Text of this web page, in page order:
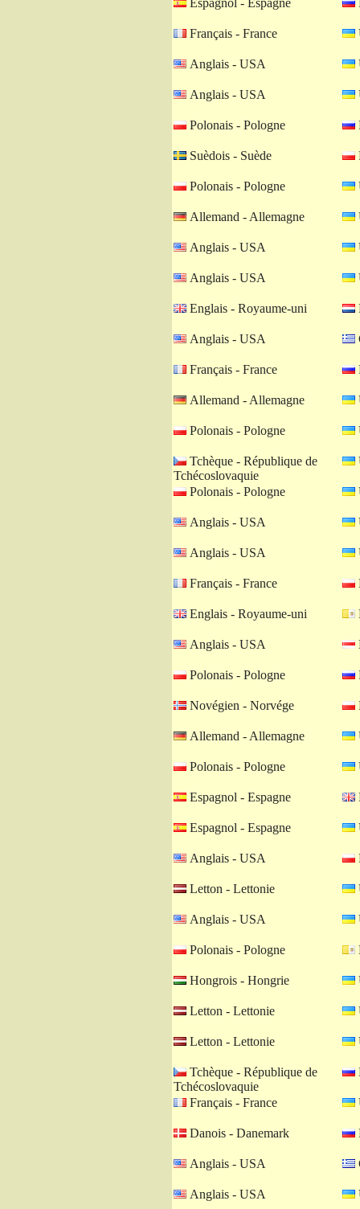
Espagnol - Espagne
Français - France
Anglais - USA
Anglais - USA
Polonais - Pologne
Suèdois - Suède
Polonais - Pologne
Allemand - Allemagne
Anglais - USA
Anglais - USA
Englais - Royaume-uni
Anglais - USA
Français - France
Allemand - Allemagne
Polonais - Pologne
Tchèque - République de
Tchécoslovaquie
Polonais - Pologne
Anglais - USA
Anglais - USA
Français - France
Englais - Royaume-uni
Anglais - USA
Polonais - Pologne
Novégien - Norvége
Allemand - Allemagne
Polonais - Pologne
Espagnol - Espagne
Espagnol - Espagne
Anglais - USA
Letton - Lettonie
Anglais - USA
Polonais - Pologne
Hongrois - Hongrie
Letton - Lettonie
Letton - Lettonie
Tchèque - République de
Tchécoslovaquie
Français - France
Danois - Danemark
Anglais - USA
Anglais - USA